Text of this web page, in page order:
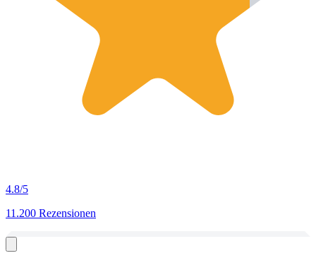
4.8/5
11.200 Rezensionen